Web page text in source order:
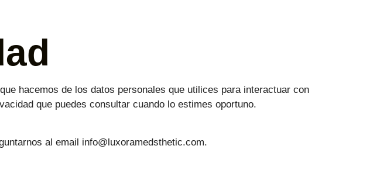
hacemos de los datos personales que utilices para interactuar con
que puedes consultar cuando lo estimes oportuno.
al email info@luxoramedsthetic.com.